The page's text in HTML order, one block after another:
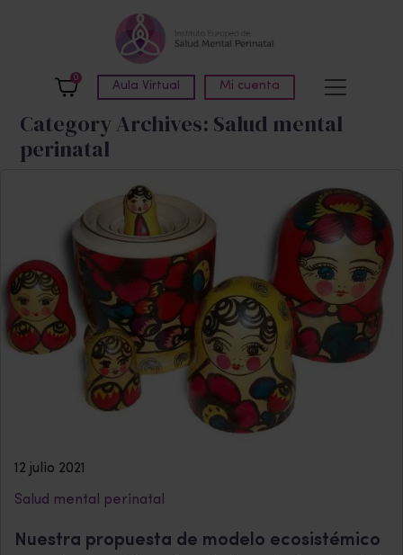
0
Aula Virtual Mi cuenta
Category Archives: Salud mental
perinatal
12 julio 2021
Salud mental perinatal
Nuestra propuesta de modelo ecosistémico